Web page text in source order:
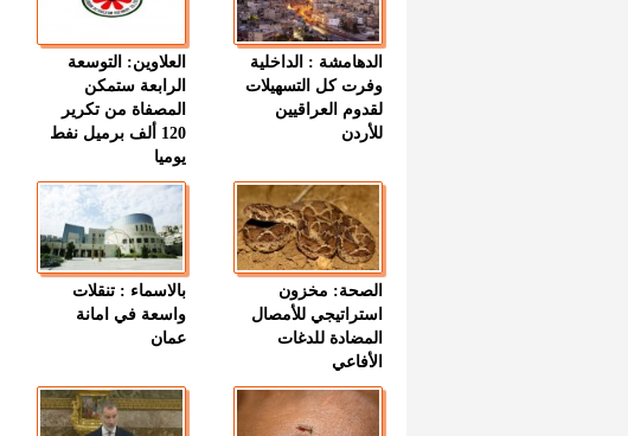
الدهامشة : الداخلية
وفرت كل التسهيلات
لقدوم العراقيين
للأردن
العلاوين: التوسعة
الرابعة ستمكن
المصفاة من تكرير
120 ألف برميل نفط
يوميا
الصحة: مخزون
استراتيجي للأمصال
المضادة للدغات
الأفاعي
بالاسماء : تنقلات
واسعة في امانة
عمان